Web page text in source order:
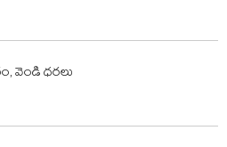
వెండి ధరలు